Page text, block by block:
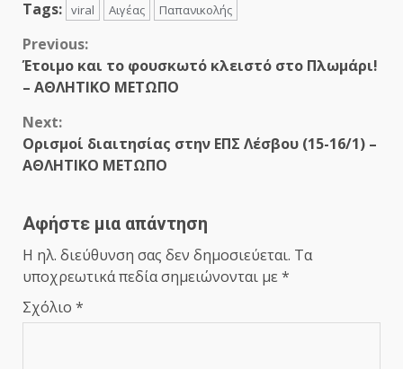
Tags: viral Αιγέας Παπανικολής
Continue
Reading
Previous:
Έτοιμο και το φουσκωτό κλειστό στο Πλωμάρι!
– ΑΘΛΗΤΙΚΟ ΜΕΤΩΠΟ
Next:
Ορισμοί διαιτησίας στην ΕΠΣ Λέσβου (15-16/1) –
ΑΘΛΗΤΙΚΟ ΜΕΤΩΠΟ
Αφήστε μια απάντηση
Η ηλ. διεύθυνση σας δεν δημοσιεύεται. Τα
υποχρεωτικά πεδία σημειώνονται με *
Σχόλιο *